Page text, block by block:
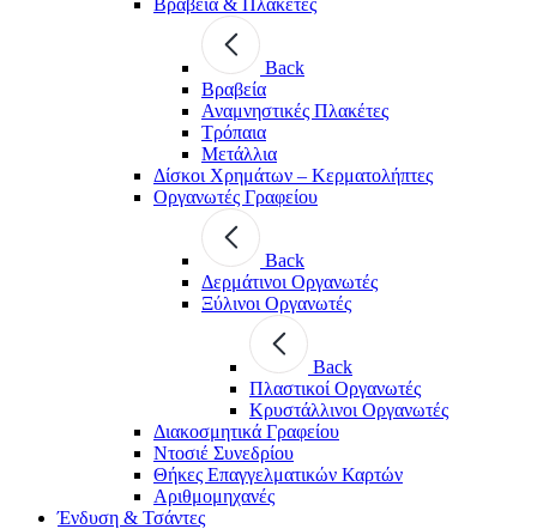
Back
Βραβεία
Αναμνηστικές Πλακέτες
Τρόπαια
Μετάλλια
Δίσκοι Χρημάτων – Κερματολήπτες
Οργανωτές Γραφείου
Back
Δερμάτινοι Οργανωτές
Ξύλινοι Οργανωτές
Back
Πλαστικοί Οργανωτές
Κρυστάλλινοι Οργανωτές
Διακοσμητικά Γραφείου
Ντοσιέ Συνεδρίου
Θήκες Επαγγελματικών Καρτών
Αριθμομηχανές
Ένδυση & Τσάντες